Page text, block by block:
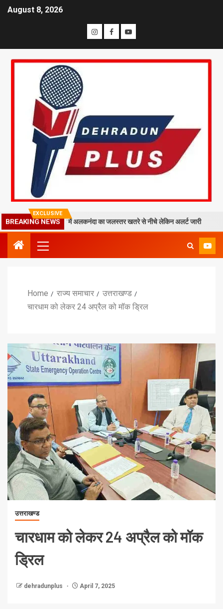
August 8, 2026
EXCLUSIVE
BREAKING NEWS
मलबा, श्रीनगर में अलकनंदा का जलस्तर खतरे से नीचे लेकिन अलर्ट जारी
Home राज्य समाचार
उत्तराखण्ड
चारधाम को लेकर 24 अप्रैल को मॉक ड्रिल
उत्तराखण्ड
चारधाम को लेकर 24 अप्रैल को मॉक
ड्रिल
dehradunplus April 7, 2025